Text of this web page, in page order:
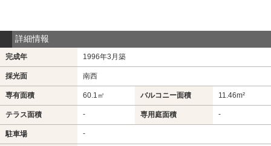
詳細情報
完成年 1996年3月築
採光面 南西
専有面積 60.1㎡ バルコニー面積 11.46m²
テラス面積 - 専用庭面積 -
駐車場 -